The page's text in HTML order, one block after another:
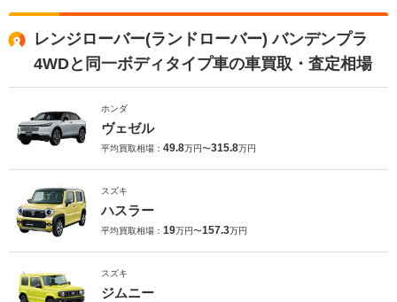
レンジローバー(ランドローバー) バンデンプラ
4WDと同一ボディタイプ車の車買取・査定相場
ホンダ
ヴェゼル
平均買取相場： 49.8万円〜315.8万円
スズキ
ハスラー
平均買取相場： 19万円〜157.3万円
スズキ
ジムニー